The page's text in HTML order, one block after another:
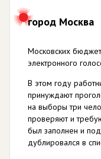
город Москва
Московских
электронного
В этом году
принуждают
на выборы три
проверяют и
был заполнен и
дублировался в